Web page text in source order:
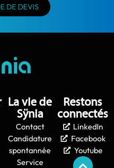
DE DEVIS
La vie de
Sÿnia
Contact
Candidature
spontannée
Service
Restons
connectés
LinkedIn
Facebook
Youtube